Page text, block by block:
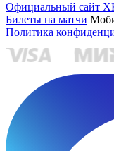
Официальный сайт
Билеты на матчи
Политика